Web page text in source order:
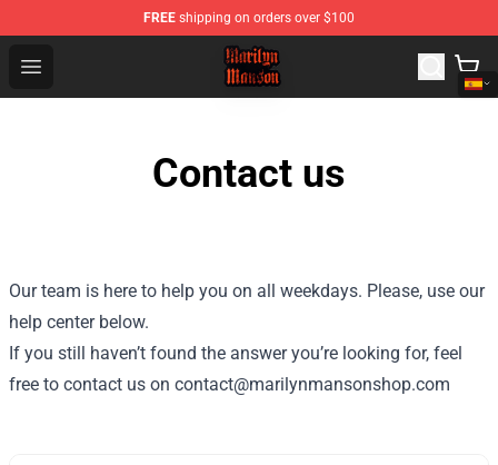
FREE shipping on orders over $100
Open menu
Marilyn Manson Shop - Official Marilyn Manson
Contact us
Our team is here to help you on all weekdays. Please, use our
help center below.
If you still haven’t found the answer you’re looking for, feel
free to contact us on contact@marilynmansonshop.com